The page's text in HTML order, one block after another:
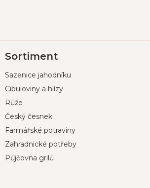
á
a
Sortiment
Sazenice jahodníku
Cibuloviny a hlízy
Růže
Český česnek
Farmářské potraviny
Zahradnické potřeby
Půjčovna grilů